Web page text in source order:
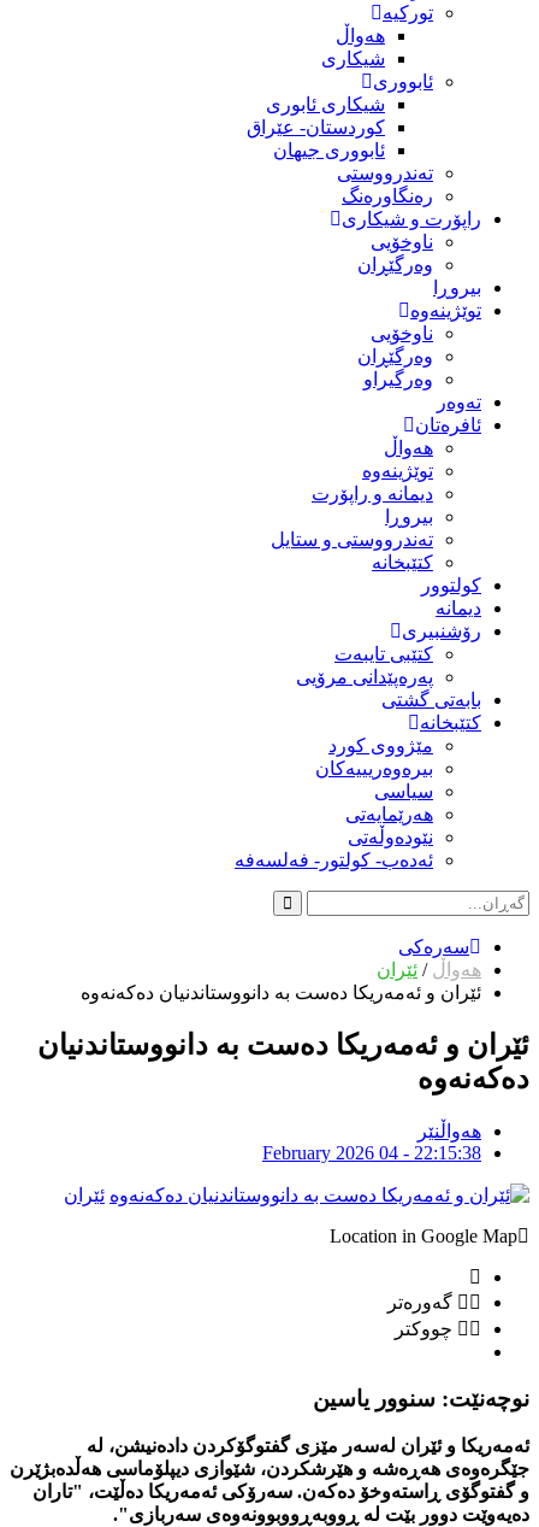
تورکیە
هەواڵ
شیکاری
ئابووری
شیکاری ئابوری
کوردستان- عێراق
ئابووری جیهان
تەندرووستی
رەنگاورەنگ
راپۆرت و شیکاری
ناوخۆیی
وەرگێڕان
بیروڕا
توێژینەوە
ناوخۆیی
وەرگێڕان
وەرگیراو
تەوەر
ئافرەتان
هەواڵ
توێژینەوە
دیمانە و راپۆرت
بیروڕا
تەندرووستی و ستایل
کتێبخانە
کولتوور
دیمانە
رۆشنبیری
کتێبی تایبەت
پەرەپێدانی مرۆیی
بابەتی گشتی
کتێبخانە
مێژووى کورد
بیرەوەریییەکان
سیاسى
هەرێمایەتی
نێودەوڵەتی
ئەدەب- کولتور- فەلسەفە
سەرەکی
هەواڵ / ئێران
ئێران و ئەمەریکا دەست بە دانووستاندنیان دەکەنەوە
ئێران و ئەمەریکا دەست بە دانووستاندنیان
دەکەنەوە
هەواڵنێر
February 2026 04 - 22:15:38
ئێران
Location in Google Map
گەورەتر
چووکتر
نوچەنێت: سنوور یاسین
ئەمەریکا و ئێران لەسەر مێزی گفتوگۆکردن دادەنیشن، لە
جێگرەوەی هەڕەشە و هێرشکردن، شێوازی دیپلۆماسی هەڵدەبژێرن
و گفتوگۆی ڕاستەوخۆ دەکەن. سەرۆکی ئەمەریکا دەڵێت، "تاران
دەیەوێت دوور بێت لە ڕووبەڕووبوونەوەی سەربازی".